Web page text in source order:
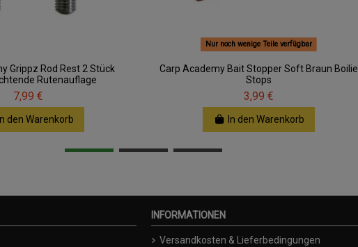
Grippz Rod Rest 2 Stück
Rutenauflage
7,99 €
In den Warenkorb
Nur noch wenige Teile verfügbar
Carp Academy Bait Stopper Soft Braun Boilie
Stops
3,99 €
In den Warenkorb
INFORMATIONEN
Versandkosten & Lieferbedingungen